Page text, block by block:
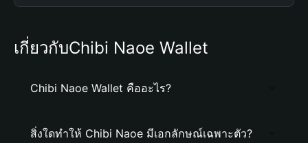
เกี่ยวกับChibi Naoe Wallet
Chibi Naoe Wallet คืออะไร?
สิ่งใดทำให้ Chibi Naoe มีเอกลักษณ์เฉพาะตัว?